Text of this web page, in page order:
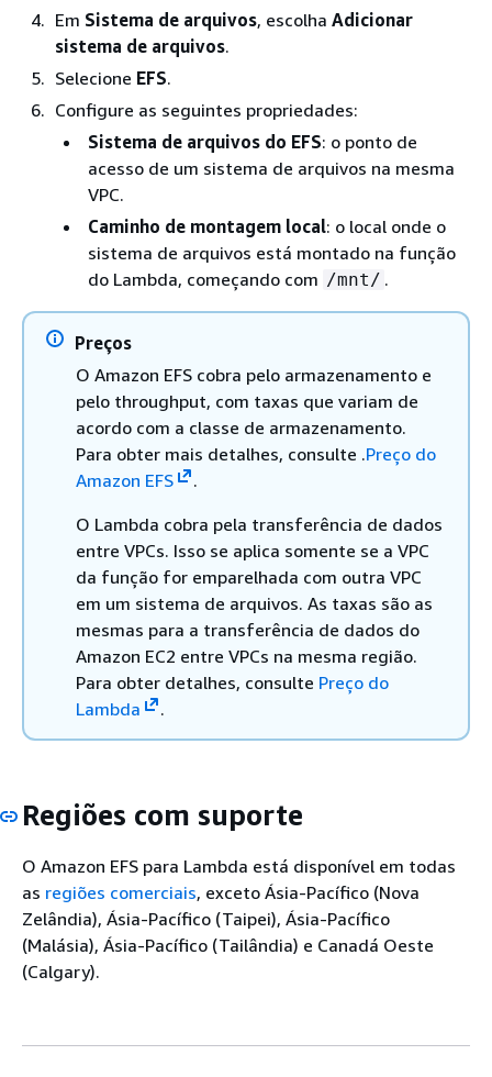
Em Sistema de arquivos, escolha Adicionar
sistema de arquivos.
Selecione EFS.
Configure as seguintes propriedades:
Sistema de arquivos do EFS: o ponto de
acesso de um sistema de arquivos na mesma
VPC.
Caminho de montagem local: o local onde o
sistema de arquivos está montado na função
do Lambda, começando com /mnt/ .
Preços
O Amazon EFS cobra pelo armazenamento e
pelo throughput, com taxas que variam de
acordo com a classe de armazenamento.
Para obter mais detalhes, consulte .Preço do
Amazon EFS
.
O Lambda cobra pela transferência de dados
entre VPCs. Isso se aplica somente se a VPC
da função for emparelhada com outra VPC
em um sistema de arquivos. As taxas são as
mesmas para a transferência de dados do
Amazon EC2 entre VPCs na mesma região.
Para obter detalhes, consulte Preço do
Lambda
.
Regiões com suporte
O Amazon EFS para Lambda está disponível em todas
as regiões comerciais, exceto Ásia-Pacífico (Nova
Zelândia), Ásia-Pacífico (Taipei), Ásia-Pacífico
(Malásia), Ásia-Pacífico (Tailândia) e Canadá Oeste
(Calgary).